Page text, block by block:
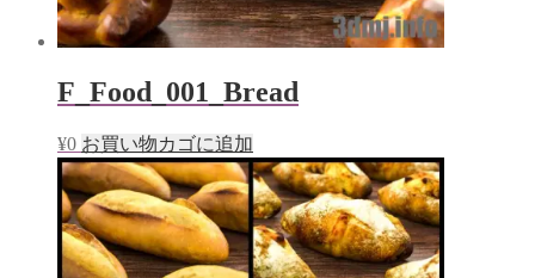
F_Food_001_Bread
¥0 お買い物カゴに追加